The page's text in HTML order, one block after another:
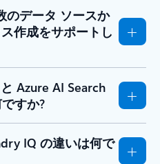
のデータ ソースか
作成をサポートし
Azure AI Search
すか?
IQ の違いは何で